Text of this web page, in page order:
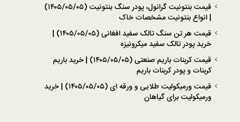
قیمت بنتونیت گرانول، پودر سنگ بنتونیت (۱۴۰۵/۰۵/۰۵)
| انواع بنتونیت مشخصات خاک
قیمت هر تن سنگ تالک سفید افغانی (۱۴۰۵/۰۵/۰۵) |
خرید پودر تالک سفید میکرونیزه
قیمت کربنات باریم صنعتی (۱۴۰۵/۰۵/۰۵) | خرید باریم
کربنات و پودر کربنات باریم
قیمت ورمیکولیت طلایی و ورقه ای (۱۴۰۵/۰۵/۰۵) | خرید
ورمیکولیت برای گیاهان